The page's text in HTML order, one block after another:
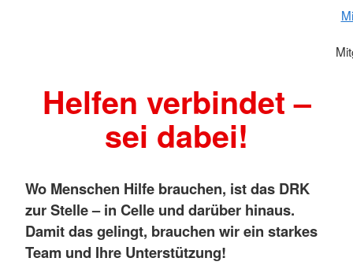
Helfen verbindet –
sei dabei!
Wo Menschen Hilfe brauchen, ist das DRK
zur Stelle – in Celle und darüber hinaus.
Damit das gelingt, brauchen wir ein starkes
Team und Ihre Unterstützung!